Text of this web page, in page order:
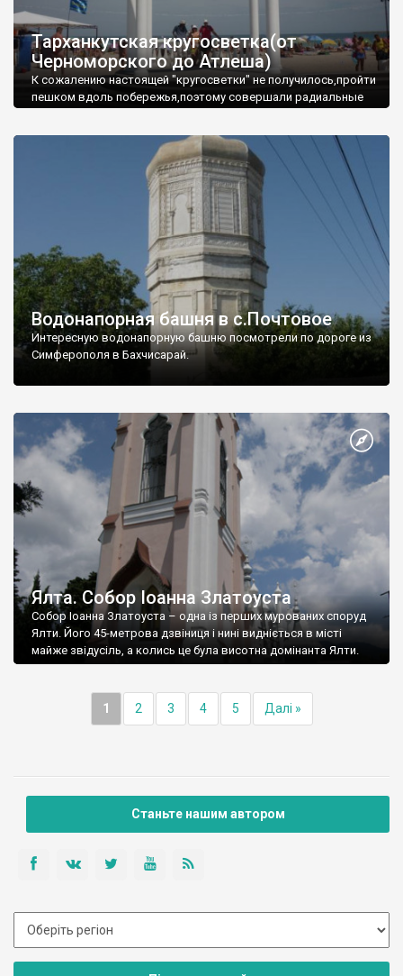
Тарханкутская кругосветка(от
Черноморского до Атлеша)
К сожалению настоящей "кругосветки" не получилось,пройти
пешком вдоль побережья,поэтому совершали радиальные
Водонапорная башня в с.Почтовое
Интересную водонапорную башню посмотрели по дороге из
Симферополя в Бахчисарай.
Ялта. Собор Іоанна Златоуста
Собор Іоанна Златоуста – одна із перших мурованих споруд
Ялти. Його 45-метрова дзвіниця і нині видніється в місті
майже звідусіль, а колись це була висотна домінанта Ялти.
1 2 3 4 5 Далі »
Станьте нашим автором